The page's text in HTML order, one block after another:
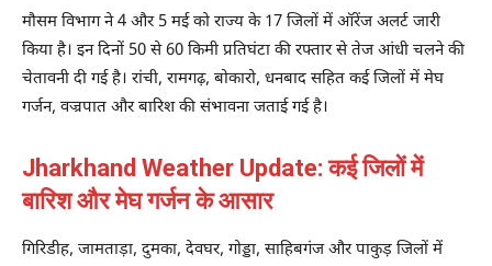
मौसम विभाग ने 4 और 5 मई को राज्य के 17 जिलों में ऑरेंज अलर्ट जारी
किया है। इन दिनों 50 से 60 किमी प्रतिघंटा की रफ्तार से तेज आंधी चलने की
चेतावनी दी गई है। रांची, रामगढ़, बोकारो, धनबाद सहित कई जिलों में मेघ
गर्जन, वज्रपात और बारिश की संभावना जताई गई है।
Jharkhand Weather Update: कई जिलों में
बारिश और मेघ गर्जन के आसार
गिरिडीह, जामताड़ा, दुमका, देवघर, गोड्डा, साहिबगंज और पाकुड़ जिलों में